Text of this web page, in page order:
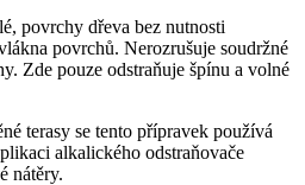
povrchy dřeva bez nutnosti
povrchů. Nerozrušuje soudržné
Zde pouze odstraňuje špínu a volné
terasy se tento přípravek používá
alkalického odstraňovače
nátěry.